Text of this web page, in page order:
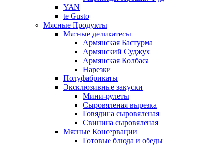
YAN
te Gusto
Мясные Продукты
Мясные деликатесы
Армянская Бастурма
Армянский Суджух
Армянская Колбаса
Нарезки
Полуфабрикаты
Эксклюзивные закуски
Мини-рулеты
Сыровяленая вырезка
Говядина сыровяленая
Свинина сыровяленая
Мясные Консервации
Готовые блюда и обеды